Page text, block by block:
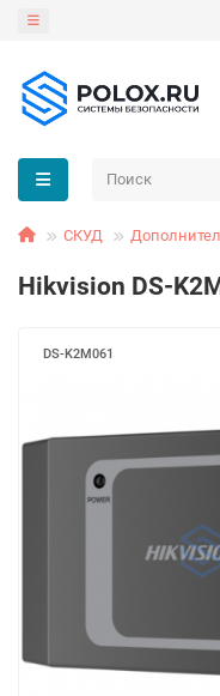
СКУД
Hikvision DS-
DS-K2M061